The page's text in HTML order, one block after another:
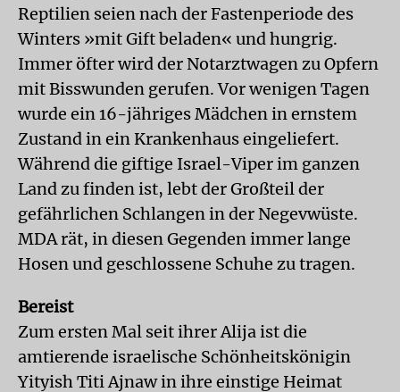
Reptilien seien nach der Fastenperiode des
Winters »mit Gift beladen« und hungrig.
Immer öfter wird der Notarztwagen zu Opfern
mit Bisswunden gerufen. Vor wenigen Tagen
wurde ein 16-jähriges Mädchen in ernstem
Zustand in ein Krankenhaus eingeliefert.
Während die giftige Israel-Viper im ganzen
Land zu finden ist, lebt der Großteil der
gefährlichen Schlangen in der Negevwüste.
MDA rät, in diesen Gegenden immer lange
Hosen und geschlossene Schuhe zu tragen.
Bereist
Zum ersten Mal seit ihrer Alija ist die
amtierende israelische Schönheitskönigin
Yityish Titi Ajnaw in ihre einstige Heimat